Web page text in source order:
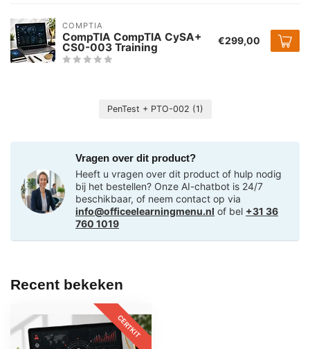
COMPTIA
CompTIA CompTIA CySA+
CS0-003 Training €299,00
PenTest + PTO-002 (1)
Vragen over dit product?
Heeft u vragen over dit product of hulp nodig
bij het bestellen? Onze AI-chatbot is 24/7
beschikbaar, of neem contact op via
info@officeelearningmenu.nl of bel +31 36
760 1019
Recent bekeken
CERTKIT